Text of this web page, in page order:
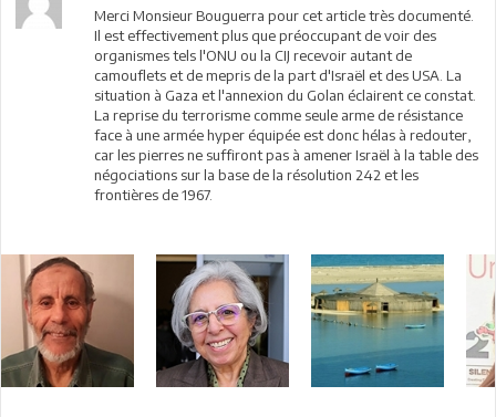
Merci Monsieur Bouguerra pour cet article très documenté.
Il est effectivement plus que préoccupant de voir des
organismes tels l'ONU ou la CIJ recevoir autant de
camouflets et de mepris de la part d'Israël et des USA. La
situation à Gaza et l'annexion du Golan éclairent ce constat.
La reprise du terrorisme comme seule arme de résistance
face à une armée hyper équipée est donc hélas à redouter,
car les pierres ne suffiront pas à amener Israël à la table des
négociations sur la base de la résolution 242 et les
frontières de 1967.